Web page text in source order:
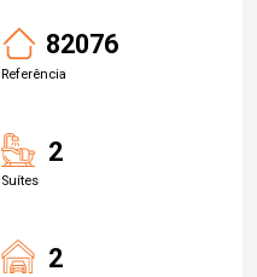
82076
Referência
2
Suítes
2